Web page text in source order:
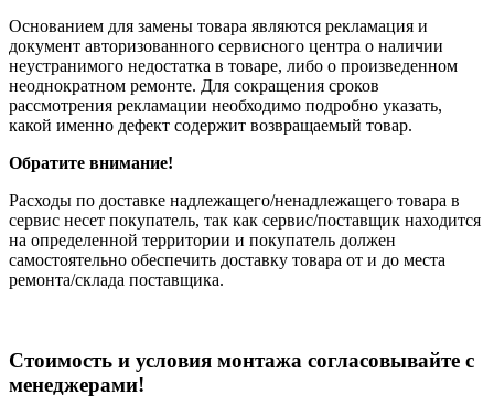
Основанием для замены товара являются рекламация и
документ авторизованного сервисного центра о наличии
неустранимого недостатка в товаре, либо о произведенном
неоднократном ремонте. Для сокращения сроков
рассмотрения рекламации необходимо подробно указать,
какой именно дефект содержит возвращаемый товар.
Обратите внимание!
Расходы по доставке надлежащего/ненадлежащего товара в
сервис несет покупатель, так как сервис/поставщик находится
на определенной территории и покупатель должен
самостоятельно обеспечить доставку товара от и до места
ремонта/склада поставщика.
Cтоимость и условия монтажа согласовывайте с
менеджерами!